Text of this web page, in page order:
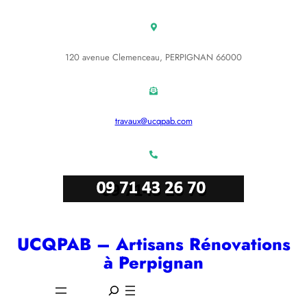
120 avenue Clemenceau, PERPIGNAN 66000
travaux@ucqpab.com
UCQPAB – Artisans Rénovations
à Perpignan
S